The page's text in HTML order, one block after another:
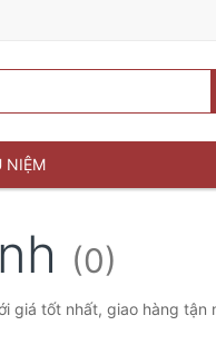
NIỆM
(0)
giá tốt nhất, giao hàng tận